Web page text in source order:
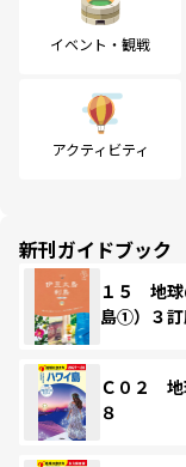
イベント・観戦
アクティビティ
新刊ガイドブック
１５ 地
島①）３訂
Ｃ０２ 地
８